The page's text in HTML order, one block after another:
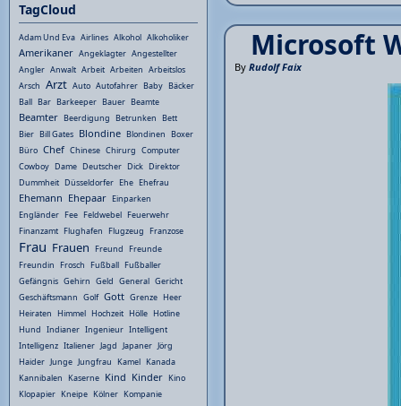
Microsoft
By Rudolf Faix
TagCloud
Adam Und Eva Airlines Alkohol Alkoholiker
Amerikaner Angeklagter Angestellter
Angler Anwalt Arbeit Arbeiten Arbeitslos
Arsch Arzt Auto Autofahrer Baby Bäcker
Ball Bar Barkeeper Bauer Beamte
Beamter Beerdigung Betrunken Bett
Bier Bill Gates Blondine Blondinen Boxer
Büro Chef Chinese Chirurg Computer
Cowboy Dame Deutscher Dick Direktor
Dummheit Düsseldorfer Ehe Ehefrau
Ehemann Ehepaar Einparken
Engländer Fee Feldwebel Feuerwehr
Finanzamt Flughafen Flugzeug Franzose
Frau Frauen Freund Freunde
Freundin Frosch Fußball Fußballer
Gefängnis Gehirn Geld General Gericht
Geschäftsmann Golf Gott Grenze Heer
Heiraten Himmel Hochzeit Hölle Hotline
Hund Indianer Ingenieur Intelligent
Intelligenz Italiener Jagd Japaner Jörg
Haider Junge Jungfrau Kamel Kanada
Kannibalen Kaserne Kind Kinder Kino
Klopapier Kneipe Kölner Kompanie